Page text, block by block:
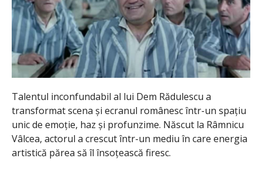
Talentul inconfundabil al lui Dem Rădulescu a
transformat scena și ecranul românesc într-un spațiu
unic de emoție, haz și profunzime. Născut la Râmnicu
Vâlcea, actorul a crescut într-un mediu în care energia
artistică părea să îl însoțească firesc.